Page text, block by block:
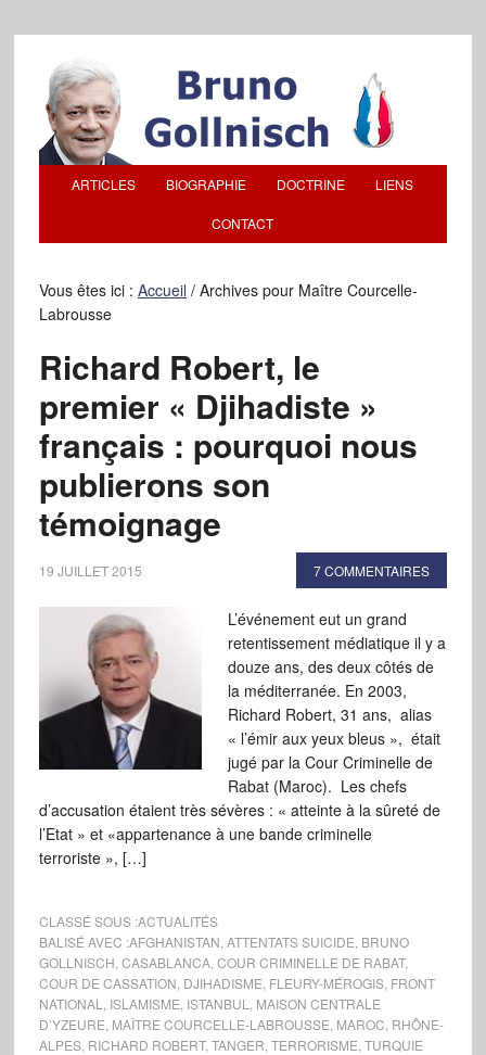
ARTICLES BIOGRAPHIE DOCTRINE LIENS
CONTACT
Vous êtes ici : Accueil /Archives pour Maître Courcelle-
Labrousse
Richard Robert, le
premier « Djihadiste »
français : pourquoi nous
publierons son
témoignage
19 JUILLET 2015 7 COMMENTAIRES
L’événement eut un grand
retentissement médiatique il y a
douze ans, des deux côtés de
la méditerranée. En 2003,
Richard Robert, 31 ans, alias
« l’émir aux yeux bleus », était
jugé par la Cour Criminelle de
Rabat (Maroc). Les chefs
d’accusation étaient très sévères : « atteinte à la sûreté de
l’Etat » et «appartenance à une bande criminelle
terroriste », […]
CLASSÉ SOUS :ACTUALITÉS
BALISÉ AVEC :AFGHANISTAN ATTENTATS SUICIDE BRUNO
GOLLNISCH CASABLANCA, COUR CRIMINELLE DE RABAT,
COUR DE CASSATION DJIHADISME FLEURY-MÉROGIS, FRONT
NATIONAL
ISLAMISME ISTANBUL
MAISON CENTRALE
D’YZEURE MAÎTRE COURCELLE-LABROUSSE MAROC RHÔNE-
ALPES, RICHARD ROBERT, TANGER TERRORISME TURQUIE